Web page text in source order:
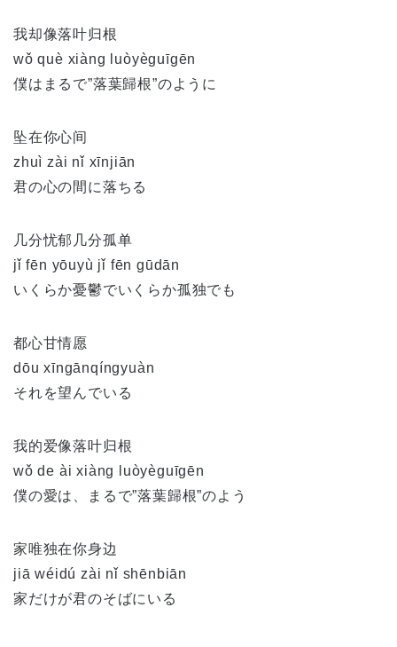
我却像落叶归根
wǒ què xiàng luòyèguīgēn
僕はまるで”落葉歸根”のように
坠在你心间
zhuì zài nǐ xīnjiān
君の心の間に落ちる
几分忧郁几分孤单
jǐ fēn yōuyù jǐ fēn gūdān
いくらか憂鬱でいくらか孤独でも
都心甘情愿
dōu xīngānqíngyuàn
それを望んでいる
我的爱像落叶归根
wǒ de ài xiàng luòyèguīgēn
僕の愛は、まるで”落葉歸根”のよう
家唯独在你身边
jiā wéidú zài nǐ shēnbiān
家だけが君のそばにいる